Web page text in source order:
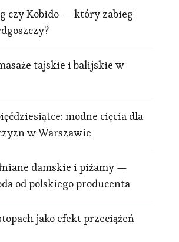
czy Kobido — który zabieg
tajskie i balijskie w
modne cięcia dla
w Warszawie
damskie i piżamy —
od polskiego producenta
jako efekt przeciążeń